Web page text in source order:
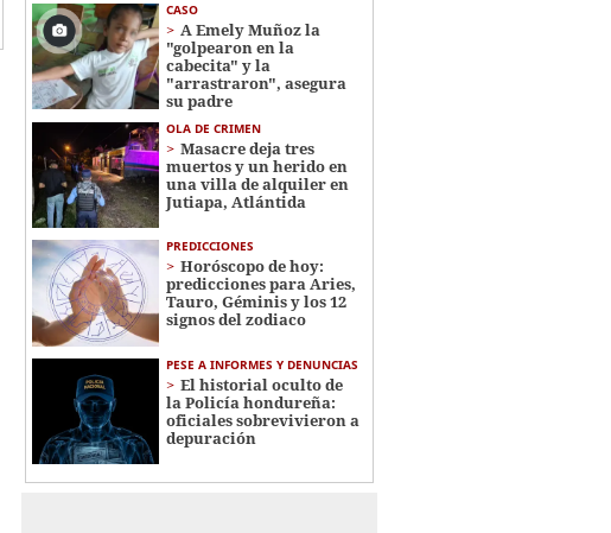
CASO
A Emely Muñoz la
"golpearon en la
cabecita" y la
"arrastraron", asegura
su padre
OLA DE CRIMEN
Masacre deja tres
muertos y un herido en
una villa de alquiler en
Jutiapa, Atlántida
PREDICCIONES
Horóscopo de hoy:
predicciones para Aries,
Tauro, Géminis y los 12
signos del zodiaco
PESE A INFORMES Y DENUNCIAS
El historial oculto de
la Policía hondureña:
oficiales sobrevivieron a
depuración